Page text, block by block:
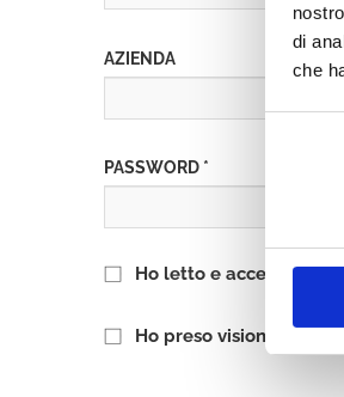
di
che
Selezione
consenso
AZIENDA
PASSWORD *
Ho letto e accetto
Ho preso visione delle